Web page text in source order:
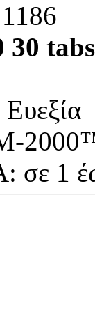
1186
σε 1